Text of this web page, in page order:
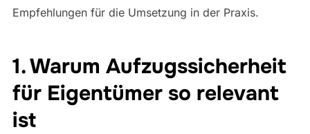
Empfehlungen für die Umsetzung in der Praxis.
1. Warum Aufzugssicherheit
für Eigentümer so relevant
ist